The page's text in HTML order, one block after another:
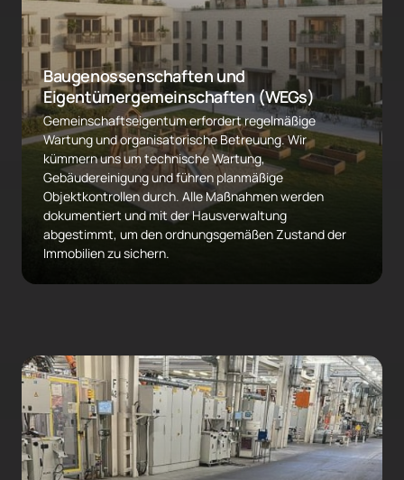
Baugenossenschaften und
Eigentümergemeinschaften (WEGs)
Gemeinschaftseigentum erfordert regelmäßige
Wartung und organisatorische Betreuung. Wir
kümmern uns um technische Wartung,
Gebäudereinigung und führen planmäßige
Objektkontrollen durch. Alle Maßnahmen werden
dokumentiert und mit der Hausverwaltung
abgestimmt, um den ordnungsgemäßen Zustand der
Immobilien zu sichern.